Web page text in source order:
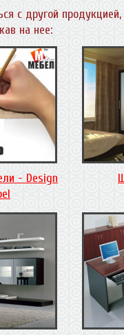
с другой
на нее:
- Design